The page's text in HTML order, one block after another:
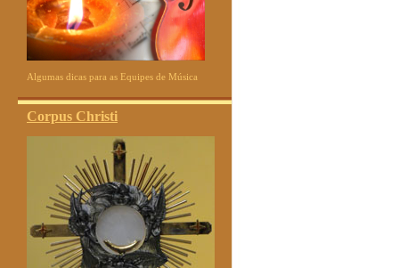
Algumas dicas para as Equipes de Música
Corpus Christi